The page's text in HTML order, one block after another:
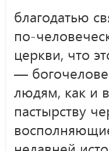
благодатью
по-
церкви, что
—
людям, как и
пастырству